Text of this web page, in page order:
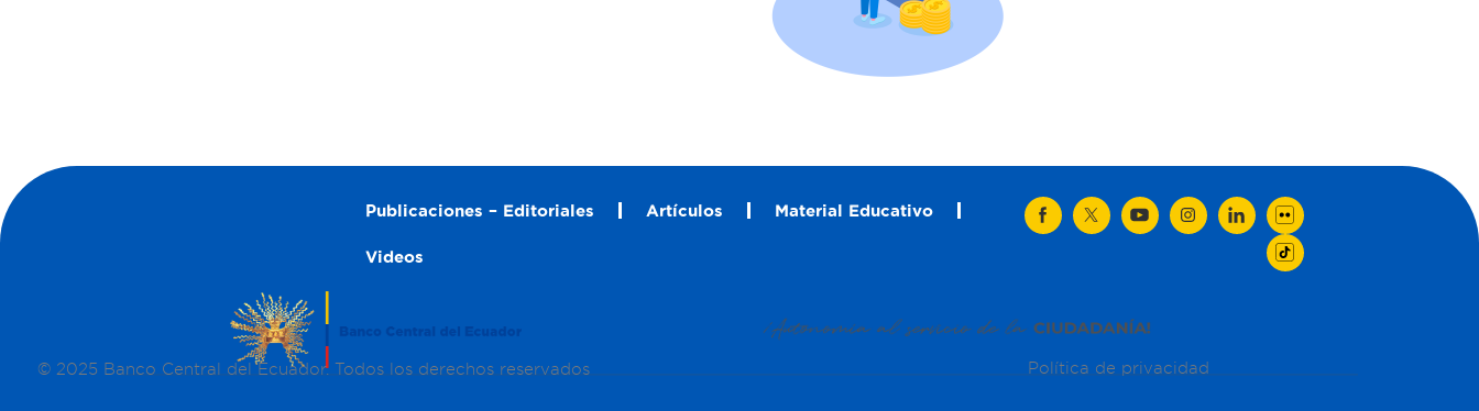
Publicaciones – Editoriales Artículos Material Educativo
Videos
© 2025 Banco Central del Ecuador. Todos los derechos reservados Política de privacidad